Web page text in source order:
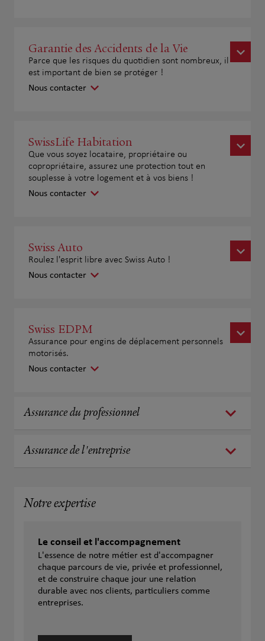
Garantie des Accidents de la Vie
Parce que les risques du quotidien sont nombreux, il
est important de bien se protéger !
Nous contacter
SwissLife Habitation
Que vous soyez locataire, propriétaire ou
copropriétaire, assurez une protection tout en
souplesse à votre logement et à vos biens !
Nous contacter
Swiss Auto
Roulez l'esprit libre avec Swiss Auto !
Nous contacter
Swiss EDPM
Assurance pour engins de déplacement personnels
motorisés.
Nous contacter
Assurance du professionnel
Assurance de l'entreprise
Notre expertise
Le conseil et l'accompagnement
L'essence de notre métier est d'accompagner
chaque parcours de vie, privée et professionnel,
et de construire chaque jour une relation
durable avec nos clients, particuliers comme
entreprises.